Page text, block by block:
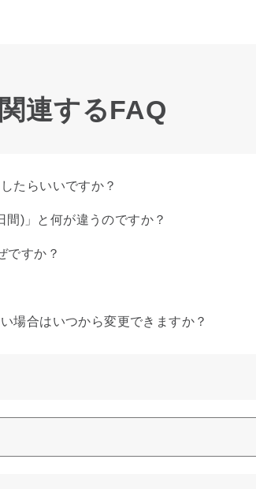
関連するFAQ
たらいいですか？
)」と何が違うのですか？
ですか？
場合はいつから変更できますか？